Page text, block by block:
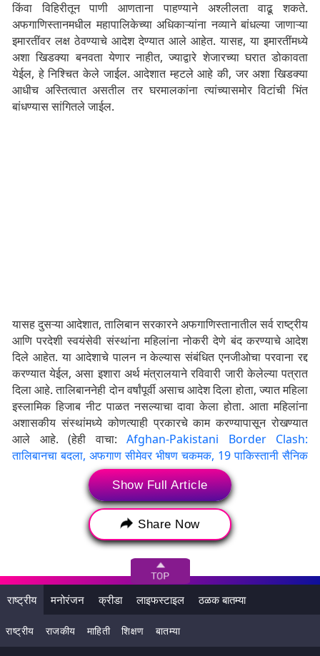
किंवा विहिरीतून पाणी आणताना पाहण्याने अश्लीलता वाढू शकते.
अफगाणिस्तानमधील महापालिकेच्या अधिकाऱ्यांना नव्याने बांधल्या जाणाऱ्या
इमारतींवर लक्ष ठेवण्याचे आदेश देण्यात आले आहेत. यासह, या इमारतींमध्ये
अशा खिडक्या बनवता येणार नाहीत, ज्याद्वारे शेजारच्या घरात डोकावता
येईल, हे निश्चित केले जाईल. आदेशात म्हटले आहे की, जर अशा खिडक्या
आधीच अस्तित्वात असतील तर घरमालकांना त्यांच्यासमोर विटांची भिंत
बांधण्यास सांगितले जाईल.
यासह दुसऱ्या आदेशात, तालिबान सरकारने अफगाणिस्तानातील सर्व राष्ट्रीय
आणि परदेशी स्वयंसेवी संस्थांना महिलांना नोकरी देणे बंद करण्याचे आदेश
दिले आहेत. या आदेशाचे पालन न केल्यास संबंधित एनजीओचा परवाना रद्द
करण्यात येईल, असा इशारा अर्थ मंत्रालयाने रविवारी जारी केलेल्या पत्रात
दिला आहे. तालिबाननेही दोन वर्षांपूर्वी असाच आदेश दिला होता, ज्यात महिला
इस्लामिक हिजाब नीट पाळत नसल्याचा दावा केला होता. आता महिलांना
अशासकीय संस्थांमध्ये कोणत्याही प्रकारचे काम करण्यापासून रोखण्यात
आले आहे. (हेही वाचा: Afghan-Pakistani Border Clash:
तालिबानचा बदला, अफगाण सीमेवर भीषण चकमक, 19 पाकिस्तानी सैनिक
दरम्यान, या महिन्याच्या सुरुवातीला तालिबानने अफगाणिस्तानमध्ये
महिलांसाठी नर्सिंग प्रशिक्षणावर बंदी घातली होती. त्यामागील कारणही स्पष्ट
झाले नाही. या वर्षी ऑगस्टमध्ये अफगाण महिलांना सार्वजनिक ठिकाणी
बोलण्यास आणि चेहरा दाखवण्यास बंदी घालण्यात आली होती. यासोबतच
महिलांनी अत्यंत आवश्यक असेल तेव्हाच घराबाहेर पडावे, असेही सांगण्यात
आले. याशिवाय तालिबानने महिलांना खेळात सहभागी होण्यासही बंदी घातली
आहे.
Show Full Article
Share Now
राष्ट्रीय मनोरंजन क्रीडा लाइफस्टाइल ठळक बातम्या
राष्ट्रीय राजकीय माहिती शिक्षण बातम्या